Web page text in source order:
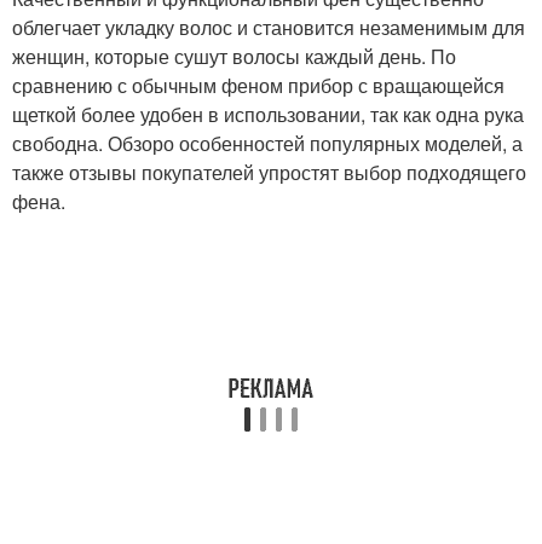
облегчает укладку волос и становится незаменимым для
женщин, которые сушут волосы каждый день. По
сравнению с обычным феном прибор с вращающейся
щеткой более удобен в использовании, так как одна рука
свободна. Обзоро особенностей популярных моделей, а
также отзывы покупателей упростят выбор подходящего
фена.